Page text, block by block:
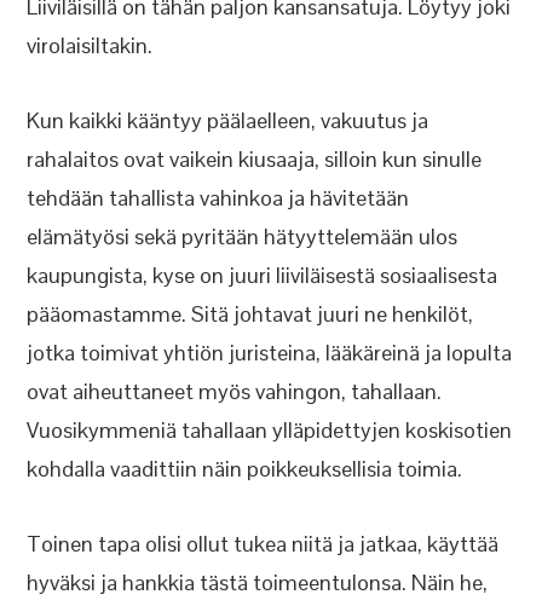
Liiviläisillä on tähän paljon kansansatuja. Löytyy joki
virolaisiltakin.
Kun kaikki kääntyy päälaelleen, vakuutus ja
rahalaitos ovat vaikein kiusaaja, silloin kun sinulle
tehdään tahallista vahinkoa ja hävitetään
elämätyösi sekä pyritään hätyyttelemään ulos
kaupungista, kyse on juuri liiviläisestä sosiaalisesta
pääomastamme. Sitä johtavat juuri ne henkilöt,
jotka toimivat yhtiön juristeina, lääkäreinä ja lopulta
ovat aiheuttaneet myös vahingon, tahallaan.
Vuosikymmeniä tahallaan ylläpidettyjen koskisotien
kohdalla vaadittiin näin poikkeuksellisia toimia.
Toinen tapa olisi ollut tukea niitä ja jatkaa, käyttää
hyväksi ja hankkia tästä toimeentulonsa. Näin he,